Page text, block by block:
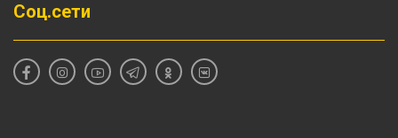
Соц.сети